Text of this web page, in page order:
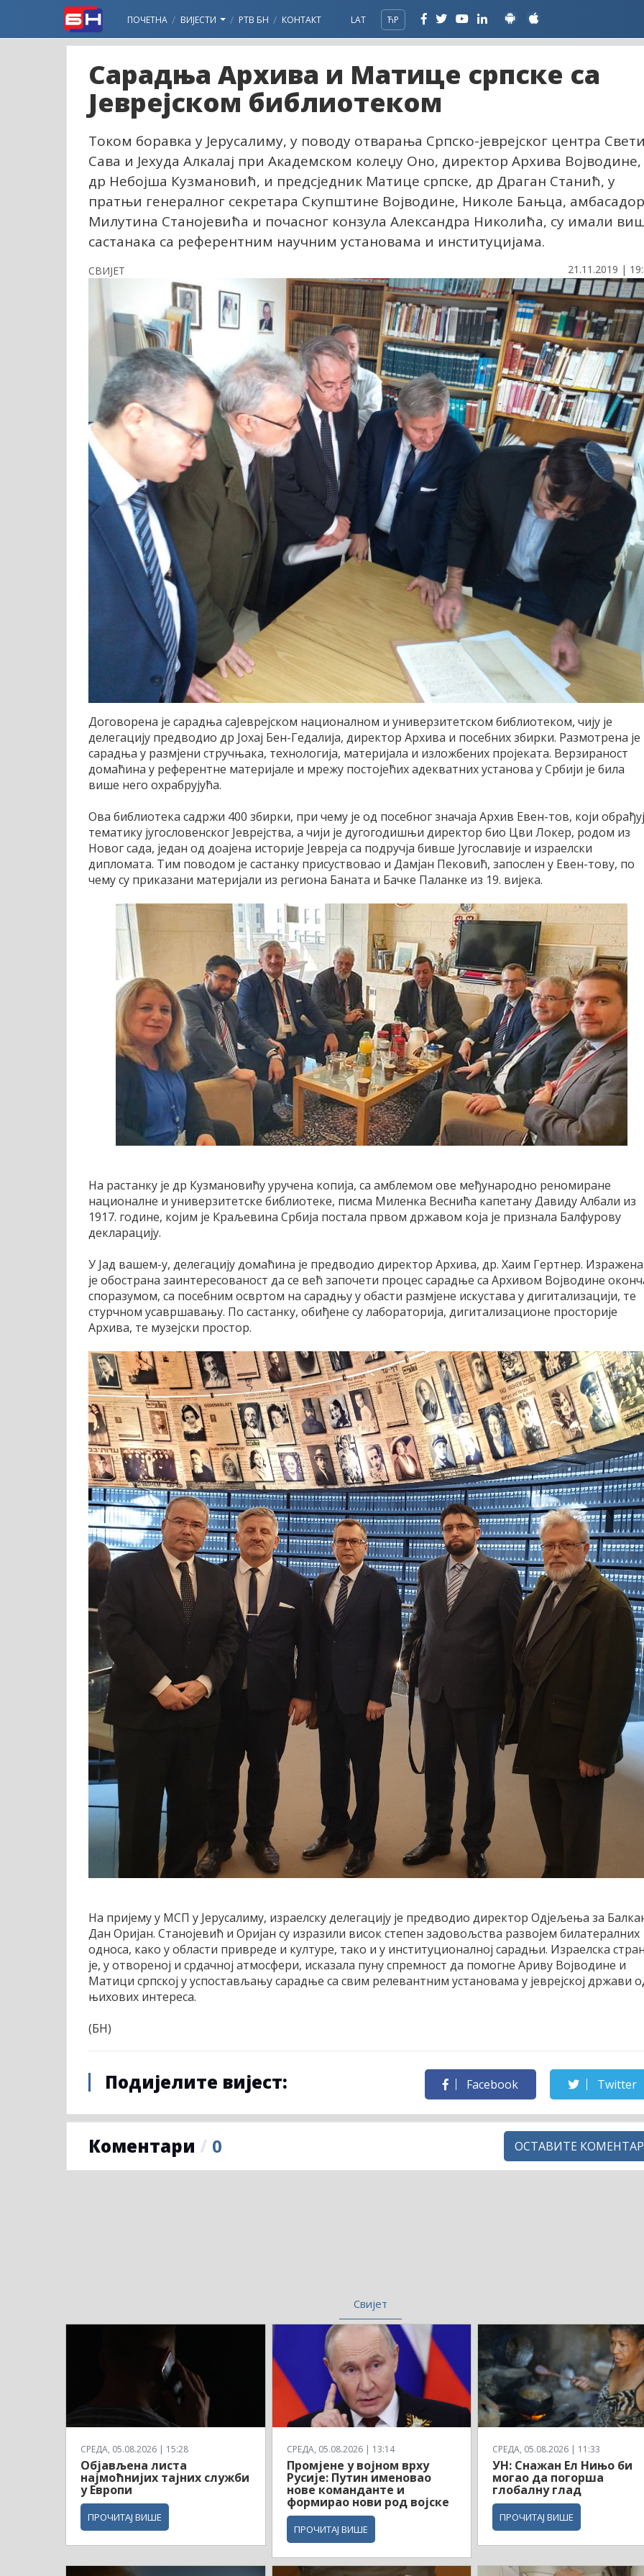
ПОЧЕТНА ВИЈЕСТИ РТВ БН КОНТАКТ LAT ЋР
Сарадња Архива и Матице српске са
Јеврејском библиотеком
Током боравка у Јерусалиму, у поводу отварања Српско-јеврејског центра
Сава и Јехуда Алкалај при Академском колеџу Оно, директор Архива Војводине,
др Небојша Кузмановић, и предсједник Матице српске, др Драган Станић, у
пратњи генералног секретара Скупштине Војводине, Николе Бањца,
Милутина Станојевића и почасног конзула Александра Николића, су имали
састанака са референтним научним установама и институцијама.
СВИЈЕТ 21.11.2019 |
Договорена је сарадња саЈеврејском националном и универзитетском библиотеком, чију је
делегацију предводио др Јохај Бен-Гедалија, директор Архива и посебних збирки. Размотрена је
сарадња у размјени стручњака, технологија, материјала и изложбених пројеката. Верзираност
домаћина у референтне материјале и мрежу постојећих адекватних установа у Србији је била
више него охрабрујућа.
Ова библиотека садржи 400 збирки, при чему је од посебног значаја Архив Евен-тов, који
тематику југословенског Јеврејства, а чији је дугогодишњи директор био Цви Локер, родом из
Новог сада, један од доајена историје Јевреја са подручја бивше Југославије и израелски
дипломата. Тим поводом је састанку присуствовао и Дамјан Пековић, запослен у Евен-тову, по
чему су приказани материјали из региона Баната и Бачке Паланке из 19. вијека.
На растанку је др Кузмановићу уручена копија, са амблемом ове међународно реномиране
националне и универзитетске библиотеке, писма Миленка Веснића капетану Давиду Албали из
1917. године, којим је Краљевина Србија постала првом државом која је признала Балфурову
декларацију.
У Јад вашем-у, делегацију домаћина је предводио директор Архива, др. Хаим Гертнер. Изражена
је обострана заинтересованост да се већ започети процес сарадње са Архивом Војводине
споразумом, са посебним освртом на сарадњу у обасти размјене искустава у дигитализацији, те
стурчном усавршавању. По састанку, обиђене су лабораторија, дигитализационе просторије
Архива, те музејски простор.
На пријему у МСП у Јерусалиму, израелску делегацију је предводио директор Одјељења за
Дан Оријан. Станојевић и Оријан су изразили висок степен задовољства развојем билатералних
односа, како у области привреде и културе, тако и у институционалној сарадњи. Израелска
је, у отвореној и срдачној атмосфери, исказала пуну спремност да помогне Ариву Војводине и
Матици српској у успостављању сарадње са свим релевантним установама у јеврејској држави
њихових интереса.
(БН)
Подијелите вијест: Facebook Twitter
Коментари / 0 ОСТАВИТЕ КОМЕНТАР
Свијет
СРЕДА, 05.08.2026 | 15:28
Објављена листа
најмоћнијих тајних служби
у Европи
ПРОЧИТАЈ ВИШЕ
СРЕДА, 05.08.2026 | 13:14
Промјене у војном врху
Русије: Путин именовао
нове команданте и
формирао нови род војске
ПРОЧИТАЈ ВИШЕ
СРЕДА, 05.08.2026 | 11:33
УН: Снажан Ел Нињо би
могао да погорша
глобалну глад
ПРОЧИТАЈ ВИШЕ